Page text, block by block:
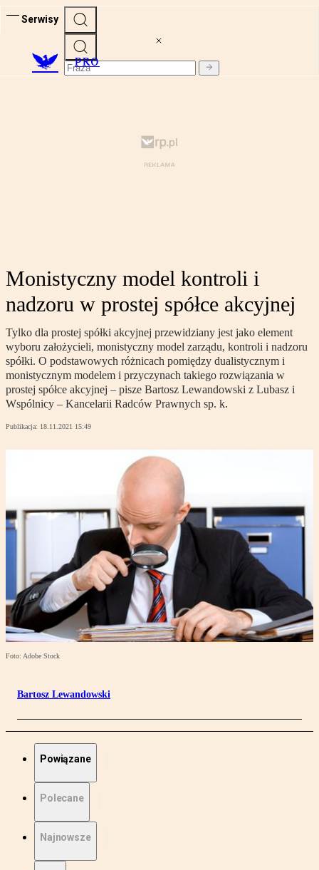
Serwisy
PRO
Monistyczny model kontroli i
nadzoru w prostej spółce akcyjnej
Tylko dla prostej spółki akcyjnej przewidziany jest jako element
wyboru założycieli, monistyczny model zarządu, kontroli i nadzoru
spółki. O podstawowych różnicach pomiędzy dualistycznym i
monistycznym modelem i przyczynach takiego rozwiązania w
prostej spółce akcyjnej – pisze Bartosz Lewandowski z Lubasz i
Wspólnicy – Kancelarii Radców Prawnych sp. k.
Publikacja: 18.11.2021 15:49
Foto: Adobe Stock
Bartosz Lewandowski
Powiązane
Polecane
Najnowsze